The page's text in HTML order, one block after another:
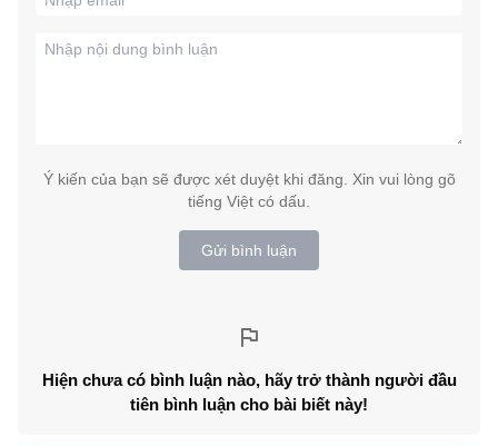
Ý kiến của bạn sẽ được xét duyệt khi đăng. Xin vui lòng gõ
tiếng Việt có dấu.
Gửi bình luận
Hiện chưa có bình luận nào, hãy trở thành người đầu
tiên bình luận cho bài biết này!